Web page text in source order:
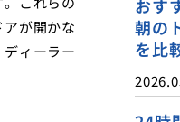
が開かな
ィーラー
おす
朝の
を比